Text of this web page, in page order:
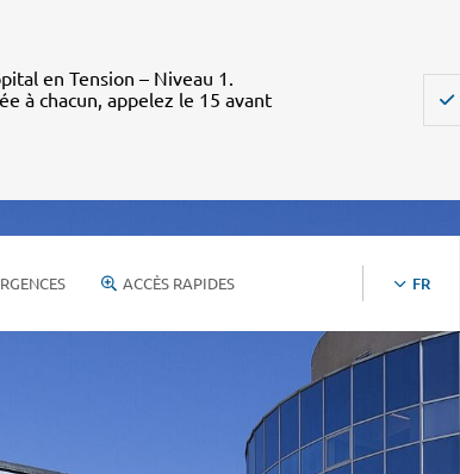
en Tension – Niveau 1.
à chacun, appelez le 15 avant
ACCÈS RAPIDES FR